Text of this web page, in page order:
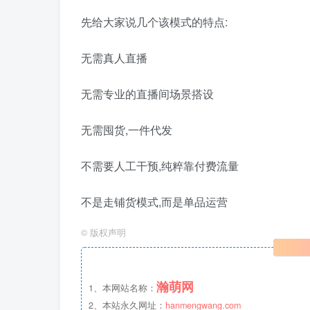
先给大家说几个该模式的特点:
无需真人直播
无需专业的直播间场景搭设
无需囤货,一件代发
不需要人工干预,纯粹靠付费流量
不是走铺货模式,而是单品运营
© 版权声明
1、本网站名称： 瀚萌网
2、本站永久网址： hanmengwang.com